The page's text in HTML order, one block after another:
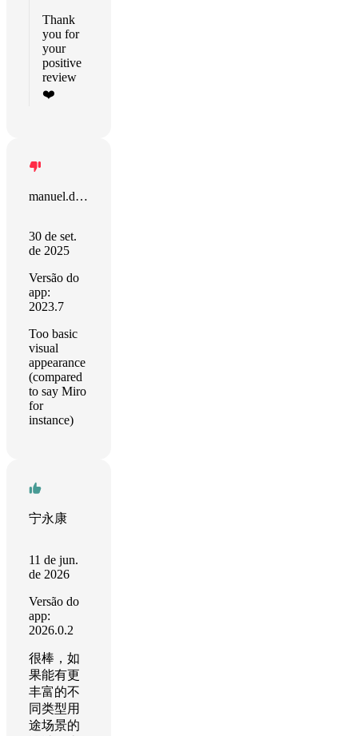
Thank
you for
your
positive
review
❤️
manuel.deloche
30 de set.
de 2025
Versão do
app:
2023.7
Too basic
visual
appearance
(compared
to say Miro
for
instance)
宁永康
11 de jun.
de 2026
Versão do
app:
2026.0.2
很棒，如
果能有更
丰富的不
同类型用
途场景的